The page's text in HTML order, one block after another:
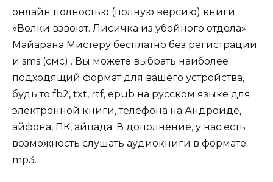
онлайн полностью (полную версию) книги
«Волки взвоют. Лисичка из убойного отдела»
Майарана Мистеру бесплатно без регистрации
и sms (смс) . Вы можете выбрать наиболее
подходящий формат для вашего устройства,
будь то fb2, txt, rtf, epub на русском языке для
электронной книги, телефона на Андроиде,
айфона, ПК, айпада. В дополнение, у нас есть
возможность слушать аудиокниги в формате
mp3.